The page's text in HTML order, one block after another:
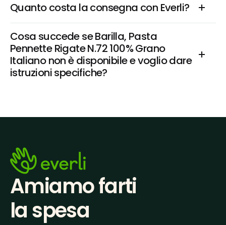
Quanto costa la consegna con Everli?
Cosa succede se Barilla, Pasta
Pennette Rigate N.72 100% Grano
Italiano non è disponibile e voglio dare
istruzioni specifiche?
Amiamo farti
la spesa